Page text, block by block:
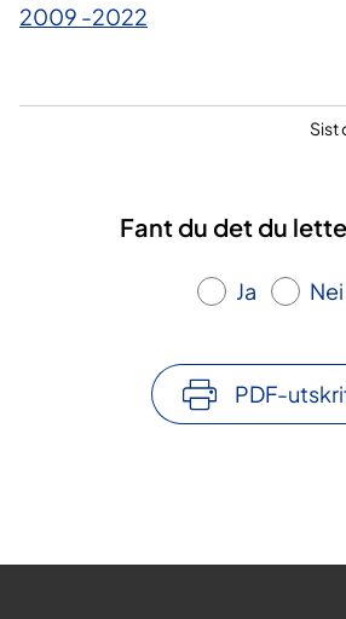
2009 -2022
Sist
Fant du det du
Ja Nei
PDF-